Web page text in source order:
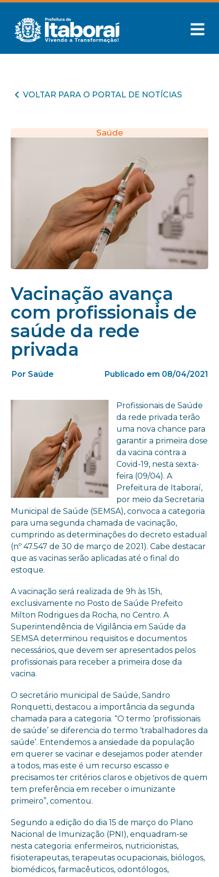
VOLTAR PARA O PORTAL DE NOTÍCIAS
Saúde
Vacinação avança
com profissionais de
saúde da rede
privada
Por Saúde Publicado em 08/04/2021
Profissionais de Saúde
da rede privada terão
uma nova chance para
garantir a primeira dose
da vacina contra a
Covid-19, nesta sexta-
feira (09/04). A
Prefeitura de Itaboraí,
por meio da Secretaria
Municipal de Saúde (SEMSA), convoca a categoria
para uma segunda chamada de vacinação,
cumprindo as determinações do decreto estadual
(nº 47.547 de 30 de março de 2021). Cabe destacar
que as vacinas serão aplicadas até o final do
estoque.
A vacinação será realizada de 9h às 15h,
exclusivamente no Posto de Saúde Prefeito
Milton Rodrigues da Rocha, no Centro. A
Superintendência de Vigilância em Saúde da
SEMSA determinou requisitos e documentos
necessários, que devem ser apresentados pelos
profissionais para receber a primeira dose da
vacina.
O secretário municipal de Saúde, Sandro
Ronquetti, destacou a importância da segunda
chamada para a categoria. “O termo ‘profissionais
de saúde’ se diferencia do termo ‘trabalhadores da
saúde’. Entendemos a ansiedade da população
em querer se vacinar e desejamos poder atender
a todos, mas este é um recurso escasso e
precisamos ter critérios claros e objetivos de quem
tem preferência em receber o imunizante
primeiro”, comentou.
Segundo a edição do dia 15 de março do Plano
Nacional de Imunização (PNI), enquadram-se
nesta categoria: enfermeiros, nutricionistas,
fisioterapeutas, terapeutas ocupacionais, biólogos,
biomédicos, farmacêuticos, odontólogos,